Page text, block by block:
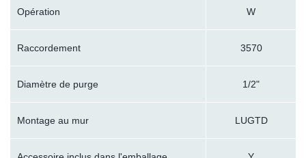
Opération W
Raccordement 3570
Diamètre de purge 1/2"
Montage au mur LUGTD